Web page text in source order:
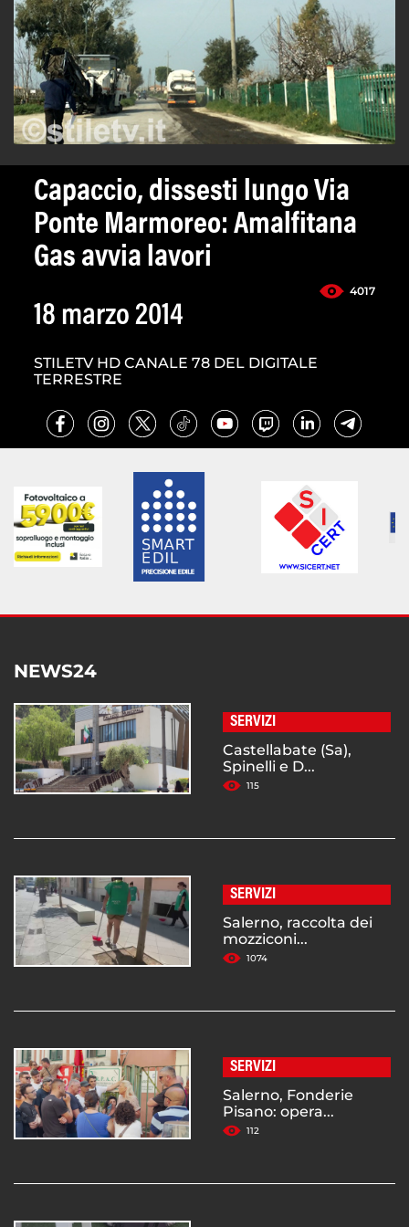
Capaccio, dissesti lungo Via
Ponte Marmoreo: Amalfitana
Gas avvia lavori
4017
18 marzo 2014
STILETV HD CANALE 78 DEL DIGITALE
TERRESTRE
NEWS24
SERVIZI
Castellabate (Sa),
Spinelli e D...
115
SERVIZI
Salerno, raccolta dei
mozziconi...
1074
SERVIZI
Salerno, Fonderie
Pisano: opera...
112